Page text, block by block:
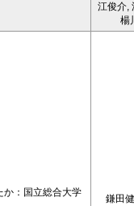
江俊介,
楊
か：国立総合大学
鎌田